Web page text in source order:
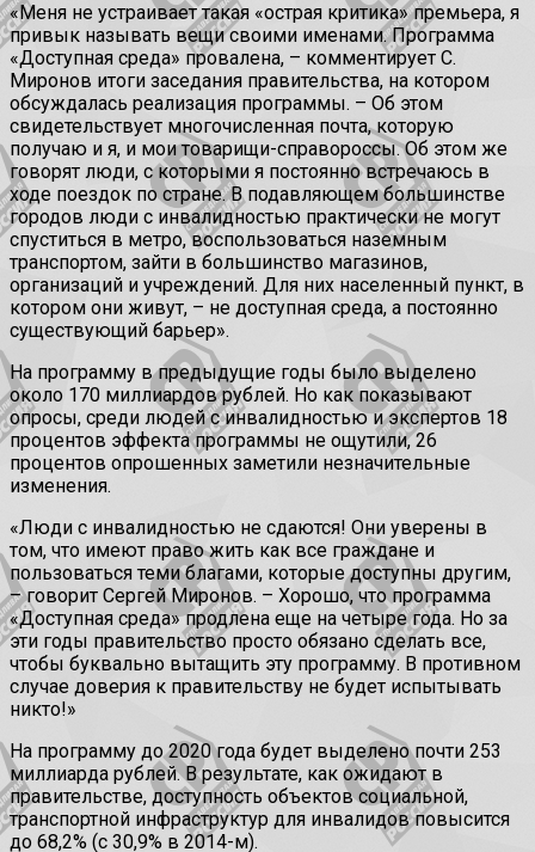
«Меня не устраивает такая «острая критика» премьера, я
привык называть вещи своими именами. Программа
«Доступная среда» провалена, – комментирует С.
Миронов итоги заседания правительства, на котором
обсуждалась реализация программы. – Об этом
свидетельствует многочисленная почта, которую
получаю и я, и мои товарищи-справороссы. Об этом же
говорят люди, с которыми я постоянно встречаюсь в
ходе поездок по стране. В подавляющем большинстве
городов люди с инвалидностью практически не могут
спуститься в метро, воспользоваться наземным
транспортом, зайти в большинство магазинов,
организаций и учреждений. Для них населенный пункт, в
котором они живут, – не доступная среда, а постоянно
существующий барьер».
На программу в предыдущие годы было выделено
около 170 миллиардов рублей. Но как показывают
опросы, среди людей с инвалидностью и экспертов 18
процентов эффекта программы не ощутили, 26
процентов опрошенных заметили незначительные
изменения.
«Люди с инвалидностью не сдаются! Они уверены в
том, что имеют право жить как все граждане и
пользоваться теми благами, которые доступны другим,
– говорит Сергей Миронов. – Хорошо, что программа
«Доступная среда» продлена еще на четыре года. Но за
эти годы правительство просто обязано сделать все,
чтобы буквально вытащить эту программу. В противном
случае доверия к правительству не будет испытывать
никто!»
На программу до 2020 года будет выделено почти 253
миллиарда рублей. В результате, как ожидают в
правительстве, доступность объектов социальной,
транспортной инфраструктур для инвалидов повысится
до 68,2% (с 30,9% в 2014-м).